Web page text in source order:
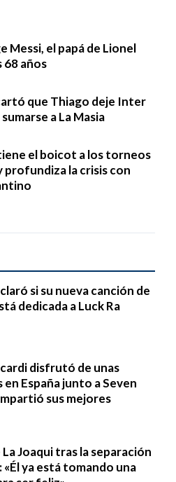
Messi, el papá de Lionel
68 años
que Thiago deje Inter
a La Masia
el boicot a los torneos
profundiza la crisis con
si su nueva canción de
dedicada a Luck Ra
disfrutó de unas
en España junto a Seven
sus mejores
La Joaqui tras la separación
«Él ya está tomando una